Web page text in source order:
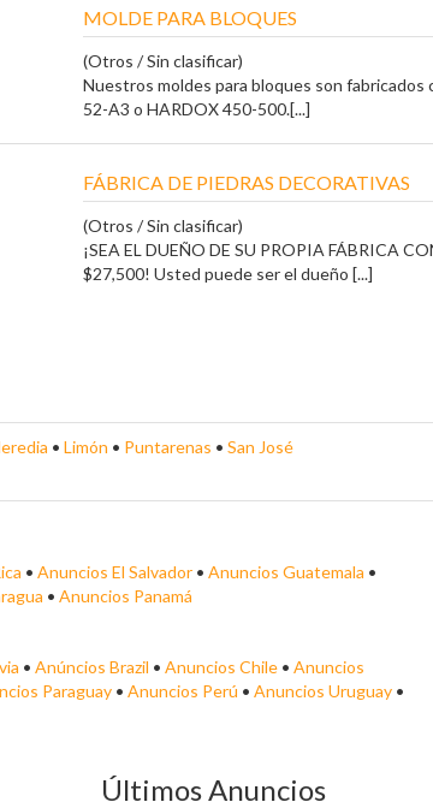
MOLDE PARA BLOQUES
(Otros / Sin clasificar)
Nuestros moldes para bloques son fabricados
52-A3 o HARDOX 450-500.[...]
FÁBRICA DE PIEDRAS DECORATIVAS
(Otros / Sin clasificar)
¡SEA EL DUEÑO DE SU PROPIA FÁBRICA
$27,500! Usted puede ser el dueño [...]
• Limón • Puntarenas • San José
• Anuncios El Salvador • Anuncios Guatemala •
• Anuncios Panamá
• Anúncios Brazil • Anuncios Chile • Anuncios
Paraguay • Anuncios Perú • Anuncios Uruguay •
Últimos Anuncios